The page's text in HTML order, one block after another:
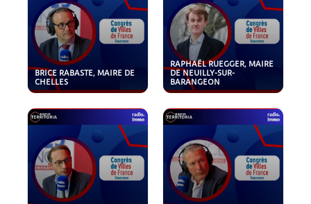
BRICE RABASTE, MAIRE DE
CHELLES
RAPHAËL RUEGGER, MAIRE
DE NEUILLY-SUR-
BARANGEON